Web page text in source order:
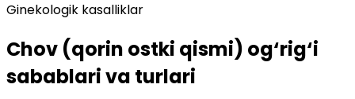
Ginekologik kasalliklar
Chov (qorin ostki qismi) og‘rig‘i
sabablari va turlari